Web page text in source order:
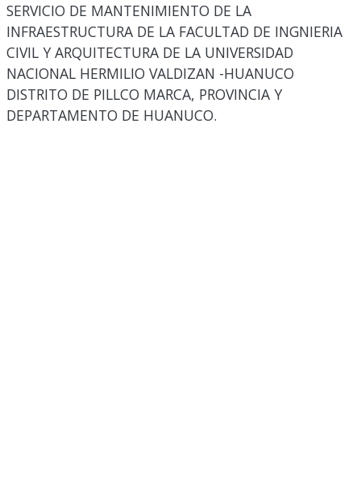
SERVICIO DE MANTENIMIENTO DE LA
INFRAESTRUCTURA DE LA FACULTAD DE INGNIERIA
CIVIL Y ARQUITECTURA DE LA UNIVERSIDAD
NACIONAL HERMILIO VALDIZAN -HUANUCO
DISTRITO DE PILLCO MARCA, PROVINCIA Y
DEPARTAMENTO DE HUANUCO.